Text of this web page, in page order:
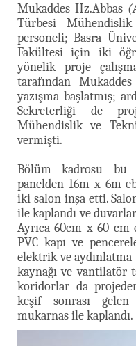
Mukaddes Hz.Abbas
Türbesi
personeli; Basra
Fakültesi için iki
yönelik proje
tarafından
yazışma başlatmış;
Sekreterliği de
Mühendislik ve
vermişti.
Bölüm kadrosu bu
panelden 16m x 6m
iki salon inşa etti.
ile kaplandı ve
Ayrıca 60cm x 60 cm
PVC kapı ve
elektrik ve aydınlatma
kaynağı ve vantilatör
koridorlar da
keşif sonrası
mukarnas ile kaplandı.